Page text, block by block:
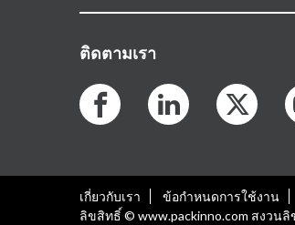
ติดตามเรา
เกี่ยวกับเรา ข้อกำหนดการใช้งาน
ลิขสิทธิ์ © www.packinno.com สงวน